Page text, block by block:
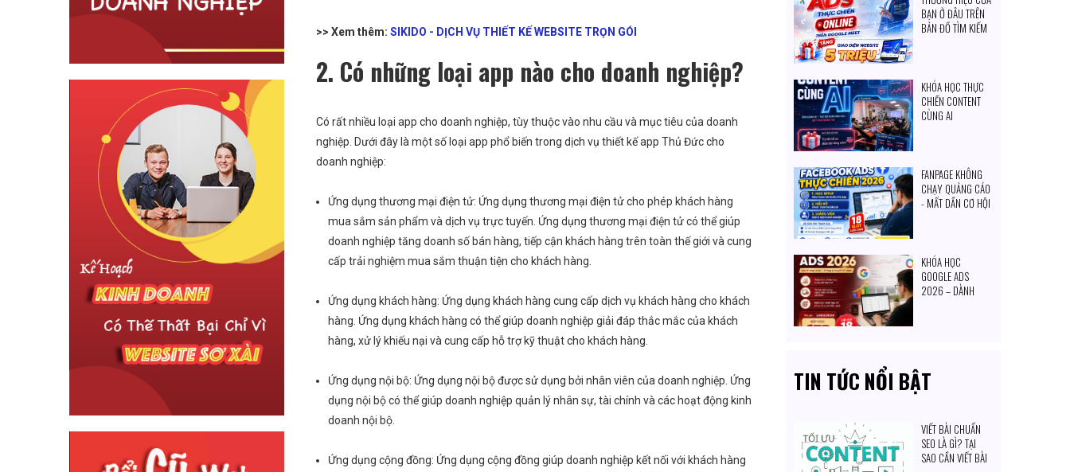
>> Xem thêm: SIKIDO - DỊCH VỤ THIẾT KẾ WEBSITE TRỌN GÓI
2. Có những loại app nào cho doanh nghiệp?
Có rất nhiều loại app cho doanh nghiệp, tùy thuộc vào nhu cầu và mục tiêu của doanh
nghiệp. Dưới đây là một số loại app phổ biến trong dịch vụ thiết kế app Thủ Đức cho
doanh nghiệp:
Ứng dụng thương mại điện tử: Ứng dụng thương mại điện tử cho phép khách hàng
mua sắm sản phẩm và dịch vụ trực tuyến. Ứng dụng thương mại điện tử có thể giúp
doanh nghiệp tăng doanh số bán hàng, tiếp cận khách hàng trên toàn thế giới và cung
cấp trải nghiệm mua sắm thuận tiện cho khách hàng.
Ứng dụng khách hàng: Ứng dụng khách hàng cung cấp dịch vụ khách hàng cho khách
hàng. Ứng dụng khách hàng có thể giúp doanh nghiệp giải đáp thắc mắc của khách
hàng, xử lý khiếu nại và cung cấp hỗ trợ kỹ thuật cho khách hàng.
Ứng dụng nội bộ: Ứng dụng nội bộ được sử dụng bởi nhân viên của doanh nghiệp. Ứng
dụng nội bộ có thể giúp doanh nghiệp quản lý nhân sự, tài chính và các hoạt động kinh
doanh nội bộ.
Ứng dụng cộng đồng: Ứng dụng cộng đồng giúp doanh nghiệp kết nối với khách hàng
BẠN Ở ĐÂU TRÊN
BẢN ĐỒ TÌM KIẾM
KHÓA HỌC THỰC
CHIẾN CONTENT
CÙNG AI
FANPAGE KHÔNG
CHẠY QUẢNG CÁO
- MẤT DẦN CƠ HỘI
KHÓA HỌC
GOOGLE ADS
2026 – DÀNH
TIN TỨC NỔI BẬT
VIẾT BÀI CHUẨN
SEO LÀ GÌ? TẠI
SAO CẦN VIẾT BÀI